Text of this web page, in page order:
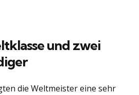
und zwei
die Weltmeister eine sehr